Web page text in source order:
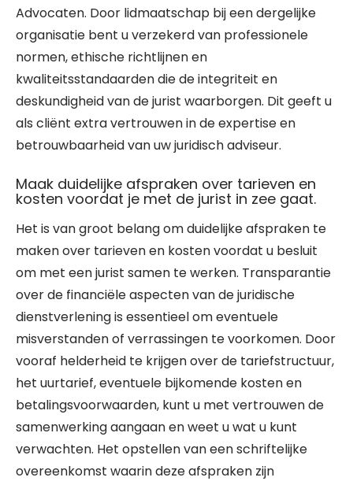
Advocaten. Door lidmaatschap bij een dergelijke
organisatie bent u verzekerd van professionele
normen, ethische richtlijnen en
kwaliteitsstandaarden die de integriteit en
deskundigheid van de jurist waarborgen. Dit geeft u
als cliënt extra vertrouwen in de expertise en
betrouwbaarheid van uw juridisch adviseur.
Maak duidelijke afspraken over tarieven en
kosten voordat je met de jurist in zee gaat.
Het is van groot belang om duidelijke afspraken te
maken over tarieven en kosten voordat u besluit
om met een jurist samen te werken. Transparantie
over de financiële aspecten van de juridische
dienstverlening is essentieel om eventuele
misverstanden of verrassingen te voorkomen. Door
vooraf helderheid te krijgen over de tariefstructuur,
het uurtarief, eventuele bijkomende kosten en
betalingsvoorwaarden, kunt u met vertrouwen de
samenwerking aangaan en weet u wat u kunt
verwachten. Het opstellen van een schriftelijke
overeenkomst waarin deze afspraken zijn